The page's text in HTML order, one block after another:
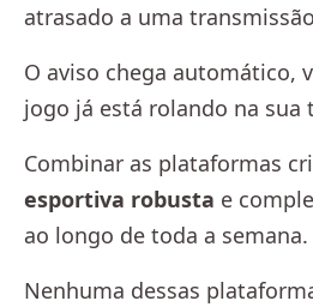
atrasado a uma
O aviso chega automático,
jogo já está rolando na sua
Combinar as plataformas
esportiva robusta e
ao longo de toda a semana.
Nenhuma dessas